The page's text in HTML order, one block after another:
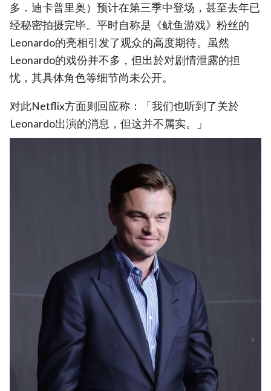
多．迪卡普里奥）预计在第三季中登场，甚至去年已
经秘密拍摄完毕。平时自称是《鱿鱼游戏》粉丝的
Leonardo的亮相引发了观众的高度期待。虽然
Leonardo的戏份并不多，但出於对剧情泄露的担
忧，其具体角色等细节尚未公开。
对此Netflix方面则回应称：「我们也听到了关於
Leonardo出演的消息，但这并不属实。」